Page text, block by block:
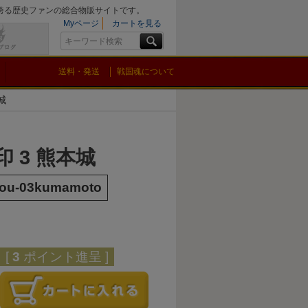
歴史ファンの総合物販サイトです。
Myページ
カートを見る
送料・発送 戦国魂について
3 熊本城
03kumamoto
[ 3 ポイント進呈 ]